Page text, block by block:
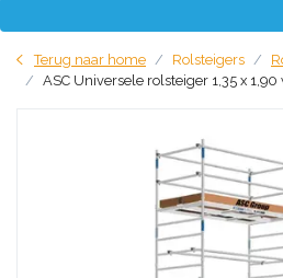
Terug naar home Rolsteigers
ASC Universele rolsteiger 1,35 x